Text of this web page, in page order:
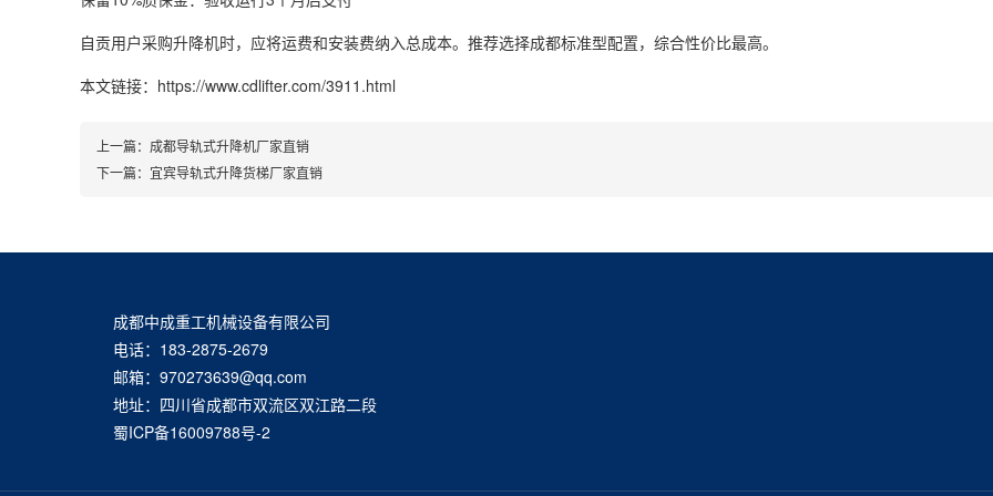
自贡用户采购升降机时，应将运费和安装费纳入总成本。推荐选择成都标准型配置，综合性价比最高。
本文链接：https://www.cdlifter.com/3911.html
上一篇： 成都导轨式升降机厂家直销
下一篇： 宜宾导轨式升降货梯厂家直销
成都中成重工机械设备有限公司
电话：183-2875-2679
邮箱：970273639@qq.com
地址：四川省成都市双流区双江路二段
蜀ICP备16009788号-2